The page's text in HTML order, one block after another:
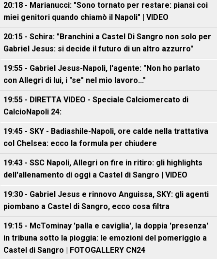
20:18 - Marianucci: "Sono tornato per restare: piansi coi
miei genitori quando chiamò il Napoli" | VIDEO
20:15 - Schira: "Branchini a Castel Di Sangro non solo per
Gabriel Jesus: si decide il futuro di un altro azzurro"
19:55 - Gabriel Jesus-Napoli, l'agente: "Non ho parlato
con Allegri di lui, i "se" nel mio lavoro..."
19:55 - DIRETTA VIDEO - Speciale Calciomercato di
CalcioNapoli 24:
19:45 - SKY - Badiashile-Napoli, ore calde nella trattativa
col Chelsea: ecco la formula per chiudere
19:43 - SSC Napoli, Allegri on fire in ritiro: gli highlights
dell'allenamento di oggi a Castel di Sangro | VIDEO
19:30 - Gabriel Jesus e rinnovo Anguissa, SKY: gli agenti
piombano a Castel di Sangro, ecco cosa filtra
19:15 - McTominay 'palla e caviglia', la doppia 'presenza'
in tribuna sotto la pioggia: le emozioni del pomeriggio a
Castel di Sangro | FOTOGALLERY CN24